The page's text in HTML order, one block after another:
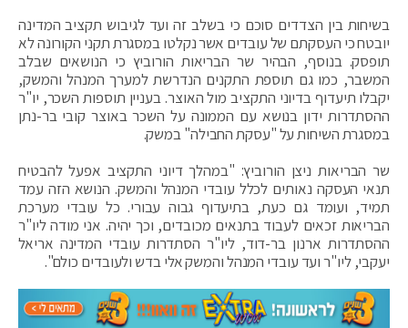
בשיחות בין הצדדים סוכם כי בשלב זה ועד לגיבוש תקציב המדינה
יובטח כי העסקתם של עובדים אשר נקלטו במסגרת תקני הקורונה לא
תופסק. בנוסף, הבהיר שר הבריאות הורוביץ כי הנושאים שבלב
המשבר, כמו גם תוספת התקנים הנדרשת למערך המנהל והמשק,
יקבלו תיעדוף בדיוני התקציב מול האוצר. בעניין תוספות השכר, יו"ר
ההסתדרות ידון בנושא עם הממונה על השכר באוצר קובי בר-נתן
במסגרת השיחות על "עסקת החבילה" במשק.
שר הבריאות ניצן הורוביץ: "במהלך דיוני התקציב אפעל להבטיח
תנאי העסקה נאותים לכלל עובדי המנהל והמשק. הנושא הזה עמד
תמיד, ועומד גם כעת, בתיעדוף גבוה עבורי. כל עובדי מערכת
הבריאות זכאים לעבוד בתנאים מכובדים, וכך יהיה. אני מודה ליו"ר
ההסתדרות ארנון בר-דוד, ליו"ר הסתדרות עובדי המדינה אריאל
יעקבי, ליו"ר ועד עובדי המנהל והמשק אלי בדש ולעובדים כולם".